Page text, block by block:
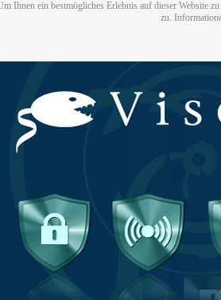
Ihnen ein bestmögliches Erlebnis auf dieser Website
zu.